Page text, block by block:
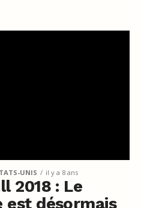
UNIS il y a 8 ans
2018 : Le
est désormais